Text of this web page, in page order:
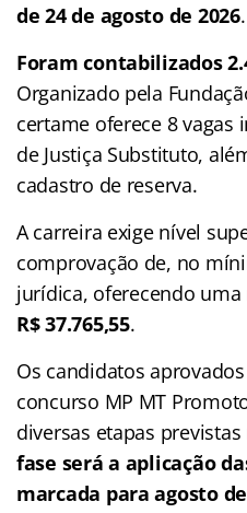
de 24 de agosto de 2026.
Foram contabilizados
Organizado pela
certame oferece 8
de Justiça Substituto,
cadastro de reserva.
A carreira exige nível
comprovação de, no
jurídica, oferecendo
R$ 37.765,55.
Os candidatos
concurso MP MT
diversas etapas
fase será a aplicação
marcada para agosto